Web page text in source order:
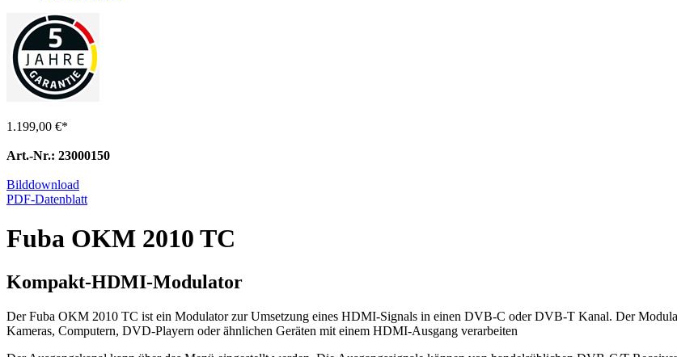
1.199,00 €*
Art.-Nr.: 23000150
Bilddownload
PDF-Datenblatt
Fuba OKM 2010 TC
Kompakt-HDMI-Modulator
Der Fuba OKM 2010 TC ist ein Modulator zur Umsetzung eines HDMI-Signals in einen DVB-C oder DVB-T Kanal. Der
Kameras, Computern, DVD-Playern oder ähnlichen Geräten mit einem HDMI-Ausgang verarbeiten